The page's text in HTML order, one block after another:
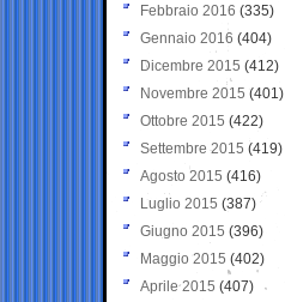
Febbraio 2016 (335)
Gennaio 2016 (404)
Dicembre 2015 (412)
Novembre 2015 (401)
Ottobre 2015 (422)
Settembre 2015 (419)
Agosto 2015 (416)
Luglio 2015 (387)
Giugno 2015 (396)
Maggio 2015 (402)
Aprile 2015 (407)